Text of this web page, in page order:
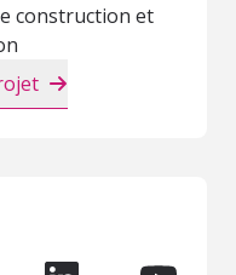
construction et